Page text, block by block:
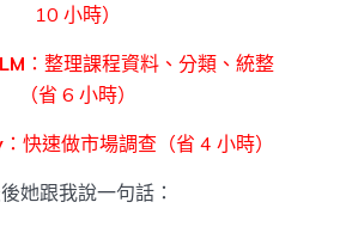
10 小時）
：整理課程資料、分類、統整
（省 6 小時）
：快速做市場調查（省 4 小時）
她跟我說一句話：